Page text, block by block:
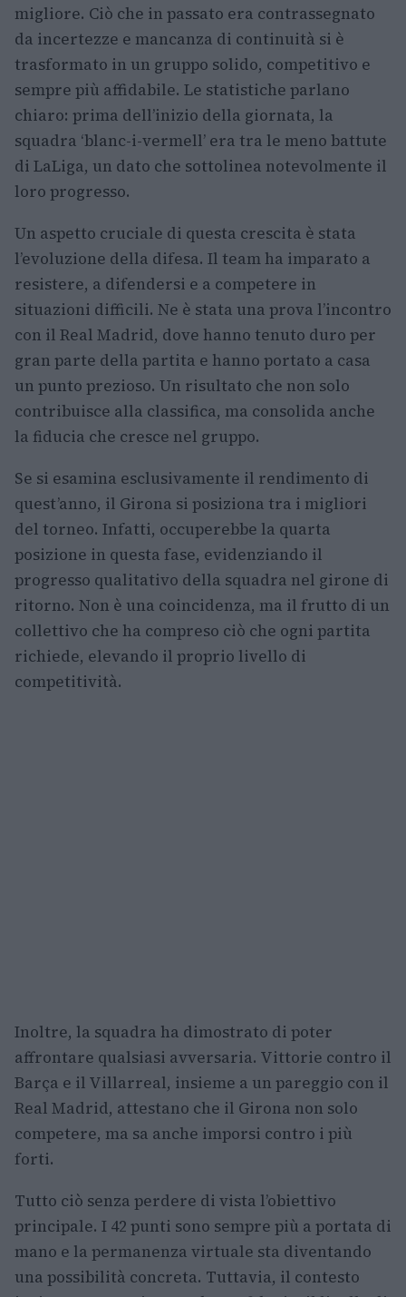
migliore. Ciò che in passato era contrassegnato
da incertezze e mancanza di continuità si è
trasformato in un gruppo solido, competitivo e
sempre più affidabile. Le statistiche parlano
chiaro: prima dell’inizio della giornata, la
squadra ‘blanc-i-vermell’ era tra le meno battute
di LaLiga, un dato che sottolinea notevolmente il
loro progresso.
Un aspetto cruciale di questa crescita è stata
l’evoluzione della difesa. Il team ha imparato a
resistere, a difendersi e a competere in
situazioni difficili. Ne è stata una prova l’incontro
con il Real Madrid, dove hanno tenuto duro per
gran parte della partita e hanno portato a casa
un punto prezioso. Un risultato che non solo
contribuisce alla classifica, ma consolida anche
la fiducia che cresce nel gruppo.
Se si esamina esclusivamente il rendimento di
quest’anno, il Girona si posiziona tra i migliori
del torneo. Infatti, occuperebbe la quarta
posizione in questa fase, evidenziando il
progresso qualitativo della squadra nel girone di
ritorno. Non è una coincidenza, ma il frutto di un
collettivo che ha compreso ciò che ogni partita
richiede, elevando il proprio livello di
competitività.
Inoltre, la squadra ha dimostrato di poter
affrontare qualsiasi avversaria. Vittorie contro il
Barça e il Villarreal, insieme a un pareggio con il
Real Madrid, attestano che il Girona non solo
competere, ma sa anche imporsi contro i più
forti.
Tutto ciò senza perdere di vista l’obiettivo
principale. I 42 punti sono sempre più a portata di
mano e la permanenza virtuale sta diventando
una possibilità concreta. Tuttavia, il contesto